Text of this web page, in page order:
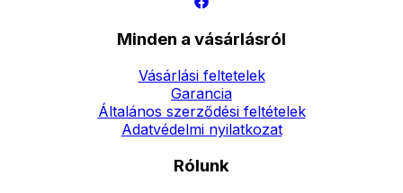
Minden a vásárlásról
Vásárlási feltetelek
Garancia
Általános szerződési feltételek
Adatvédelmi nyilatkozat
Rólunk